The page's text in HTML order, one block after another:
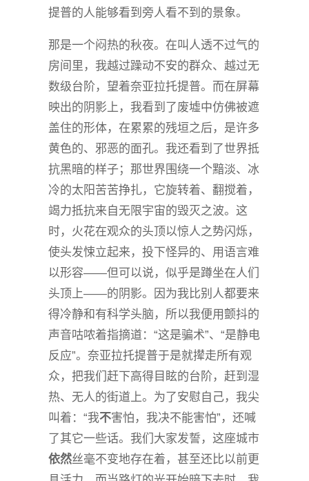
提普的人能够看到旁人看不到的景象。
那是一个闷热的秋夜。在叫人透不过气的
房间里，我越过躁动不安的群众、越过无
数级台阶，望着奈亚拉托提普。而在屏幕
映出的阴影上，我看到了废墟中仿佛被遮
盖住的形体，在累累的残垣之后，是许多
黄色的、邪恶的面孔。我还看到了世界抵
抗黑暗的样子；那世界围绕一个黯淡、冰
冷的太阳苦苦挣扎，它旋转着、翻搅着，
竭力抵抗来自无限宇宙的毁灭之波。这
时，火花在观众的头顶以惊人之势闪烁，
使头发悚立起来，投下怪异的、用语言难
以形容——但可以说，似乎是蹲坐在人们
头顶上——的阴影。因为我比别人都要来
得冷静和有科学头脑，所以我便用颤抖的
声音咕哝着指摘道：“这是骗术”、“是静电
反应”。奈亚拉托提普于是就撵走所有观
众，把我们赶下高得目眩的台阶，赶到湿
热、无人的街道上。为了安慰自己，我尖
叫着：“我不害怕，我决不能害怕”，还喊
了其它一些话。我们大家发誓，这座城市
依然丝毫不变地存在着，甚至还比以前更